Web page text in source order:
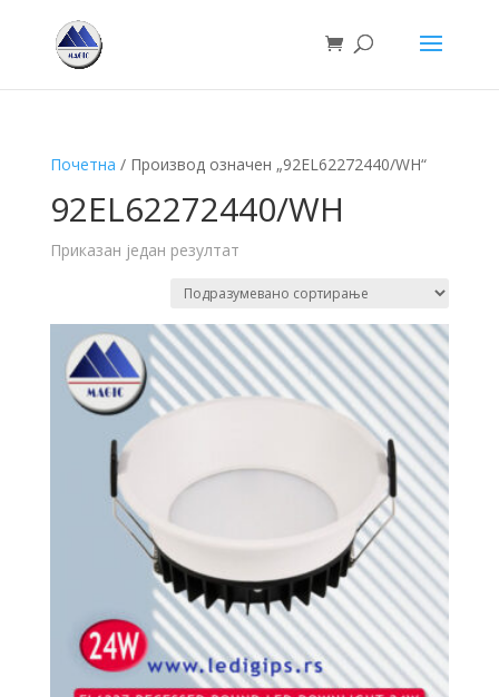
Почетна / Производ oзначен „92EL62272440/WH“
92EL62272440/WH
Приказан један резултат